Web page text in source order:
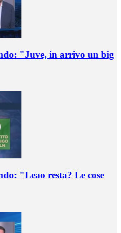
"Juve, in arrivo un big
"Leao resta? Le cose